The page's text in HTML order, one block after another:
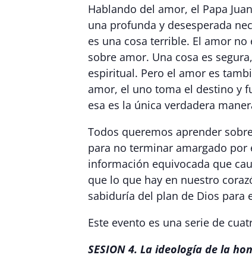
Hablando del amor, el Papa
una profunda y desesperada
es una cosa terrible. El amor
sobre amor. Una cosa es
espiritual. Pero el amor es
amor, el uno toma el destino y
esa es la única verdadera
Todos queremos aprender
para no terminar amargado por
información equivocada que
que lo que hay en nuestro
sabiduría del plan de Dios
Este evento es una serie de
SESION 4. La ideología de la